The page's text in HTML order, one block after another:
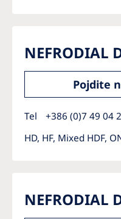
NEFRODIAL
Pojdite
Tel
+386 (0)7 49 04
HD, HF, Mixed HDF,
NEFRODIAL